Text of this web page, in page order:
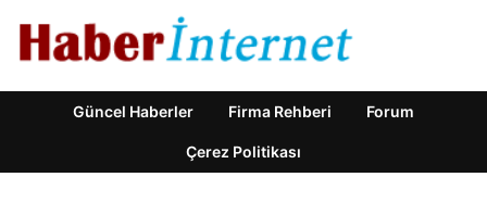
Güncel Haberler Firma Rehberi Forum
Çerez Politikası